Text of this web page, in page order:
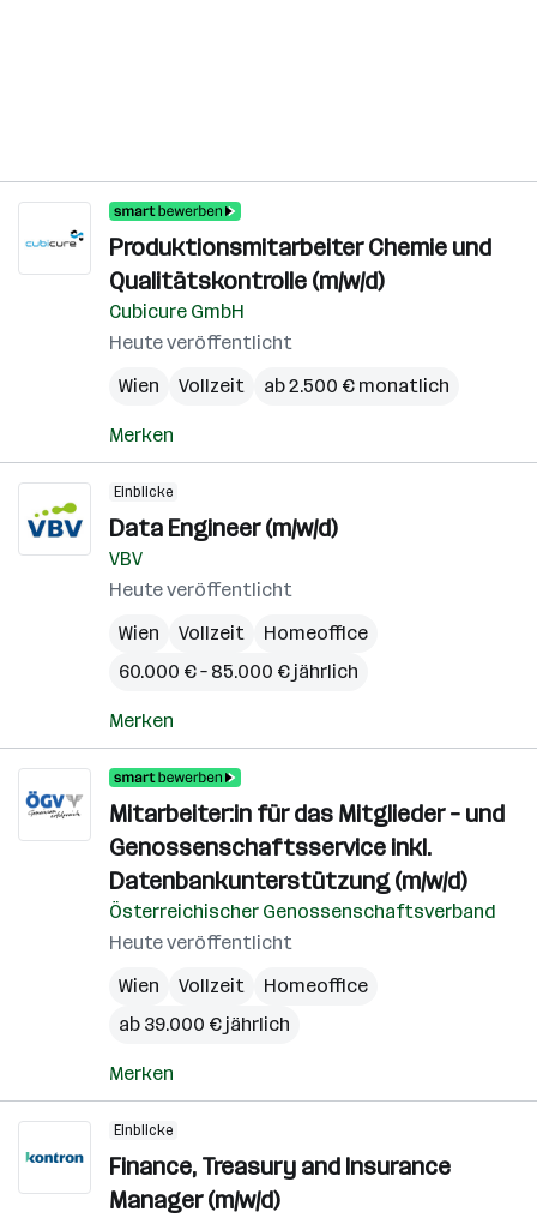
Produktionsmitarbeiter Chemie und
Qualitätskontrolle (m/w/d)
Cubicure GmbH
Heute veröffentlicht
Wien
Vollzeit ab 2.500 € monatlich
Merken
Einblicke
Data Engineer (m/w/d)
VBV
Heute veröffentlicht
Wien
Vollzeit
Homeoffice
60.000 € – 85.000 € jährlich
Merken
Mitarbeiter:in für das Mitglieder – und
Genossenschaftsservice inkl.
Datenbankunterstützung (m/w/d)
Österreichischer Genossenschaftsverband
Heute veröffentlicht
Wien
Vollzeit
Homeoffice
ab 39.000 € jährlich
Merken
Einblicke
Finance, Treasury and Insurance
Manager (m/w/d)